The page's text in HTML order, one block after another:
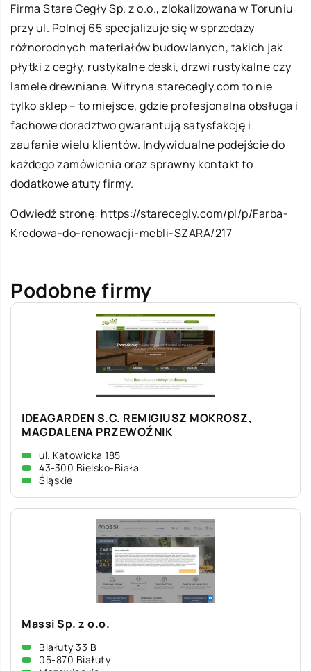
Firma Stare Cegły Sp. z o.o., zlokalizowana w Toruniu
przy ul. Polnej 65 specjalizuje się w sprzedaży
różnorodnych materiałów budowlanych, takich jak
płytki z cegły, rustykalne deski, drzwi rustykalne czy
lamele drewniane. Witryna starecegly.com to nie
tylko sklep – to miejsce, gdzie profesjonalna obsługa i
fachowe doradztwo gwarantują satysfakcję i
zaufanie wielu klientów. Indywidualne podejście do
każdego zamówienia oraz sprawny kontakt to
dodatkowe atuty firmy.
Odwiedź stronę: https://starecegly.com/pl/p/Farba-
Kredowa-do-renowacji-mebli-SZARA/217
Podobne firmy
IDEAGARDEN S.C. REMIGIUSZ MOKROSZ,
MAGDALENA PRZEWOŹNIK
ul. Katowicka 185
43-300 Bielsko-Biała
Śląskie
Massi Sp. z o.o.
Białuty 33 B
05-870 Białuty